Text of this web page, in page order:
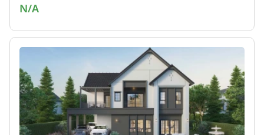
N/A